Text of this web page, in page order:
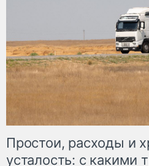
Простои, расходы и
усталость: с какими